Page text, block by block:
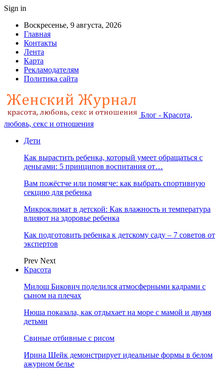
Sign in
Воскресенье, 9 августа, 2026
Главная
Контакты
Лента
Карта
Рекламодателям
Политика сайта
Блог - Красота,
любовь, секс и отношения
Дети
Как вырастить ребенка, который умеет обращаться с
деньгами: 5 принципов воспитания от…
Вам пожёстче или помягче: как выбрать спортивную
секцию для ребенка
Микроклимат в детской: Как влажность и температура
влияют на здоровье ребенка
Как подготовить ребенка к детскому саду – 7 советов от
экспертов
Prev Next
Красота
Милош Бикович поделился атмосферными кадрами с
сыном на плечах
Нюша показала, как отдыхает на море с мамой и двумя
детьми
Свиные отбивные с рисом
Ирина Шейк демонстрирует идеальные формы в белом
ажурном белье